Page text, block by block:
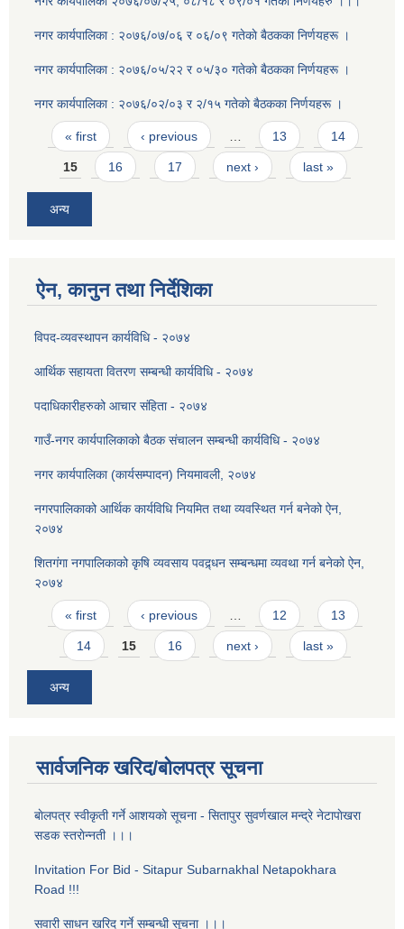
नगर कार्यपालिका : २०७६/०७/०६ र ०६/०९ गतेकाे बैठकका निर्णयहरू ।
नगर कार्यपालिका : २०७६/०५/२२ र ०५/३० गतेकाे बैठकका निर्णयहरू ।
नगर कार्यपालिका : २०७६/०२/०३ र २/१५ गतेकाे बैठकका निर्णयहरू ।
Pages
« first ‹ previous … 13 14
15 16 17 next › last »
अन्य
ऐन, कानुन तथा निर्देशिका
विपद-व्यवस्थापन कार्यविधि - २०७४
आर्थिक सहायता वितरण सम्बन्धी कार्यविधि - २०७४
पदाधिकारीहरुको आचार संहिता - २०७४
गाउँ-नगर कार्यपालिकाको बैठक संचालन सम्बन्धी कार्यविधि - २०७४
नगर कार्यपालिका (कार्यसम्पादन) नियमावली, २०७४
नगरपालिकाको आर्थिक कार्यविधि नियमित तथा व्यवस्थित गर्न बनेको ऐन,
२०७४
शितगंगा नगपालिकाको कृषि व्यवसाय पवद्र्धन सम्बन्धमा व्यवथा गर्न बनेको ऐन,
२०७४
Pages
« first ‹ previous 12 13
14 15 16 next › last »
अन्य
सार्वजनिक खरिद/बोलपत्र सूचना
बाेलपत्र स्वीकृती गर्ने आशयकाे सूचना - सितापुर सुवर्णखाल मन्द्रे नेटापाेखरा
सडक स्तराेन्नती ।।।
Invitation For Bid - Sitapur Subarnakhal Netapokhara
Road !!!
सवारी साधन खरिद गर्ने सम्बन्धी सूचना ।।।